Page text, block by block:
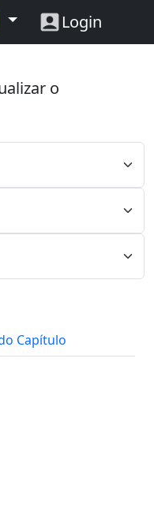
Login
o
Capítulo